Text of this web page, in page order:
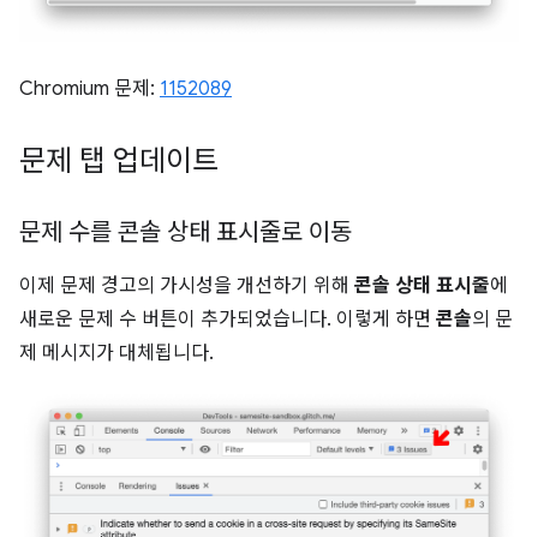
Chromium 문제: 1152089
문제 탭 업데이트
문제 수를 콘솔 상태 표시줄로 이동
이제 문제 경고의 가시성을 개선하기 위해 콘솔 상태 표시줄에
새로운 문제 수 버튼이 추가되었습니다. 이렇게 하면 콘솔의 문
제 메시지가 대체됩니다.